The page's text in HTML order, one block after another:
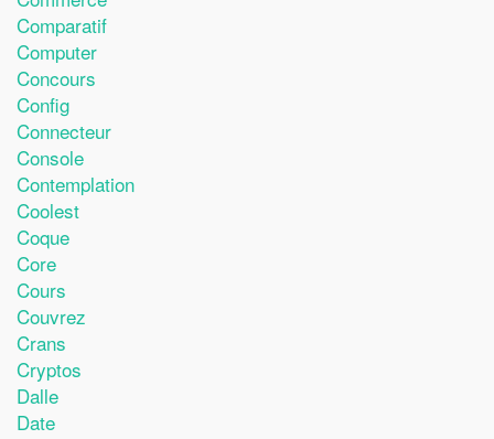
Comparatif
Computer
Concours
Config
Connecteur
Console
Contemplation
Coolest
Coque
Core
Cours
Couvrez
Crans
Cryptos
Dalle
Date